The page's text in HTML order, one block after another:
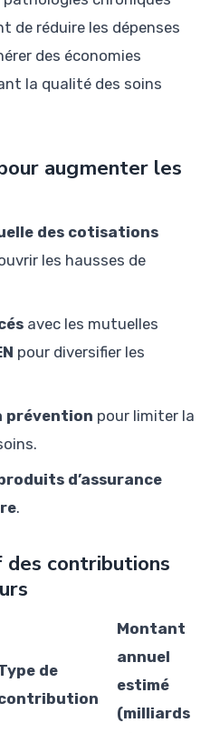
de réduire les dépenses
des économies
la qualité des soins
augmenter les
des cotisations
les hausses de
avec les mutuelles
pour diversifier les
prévention pour limiter la
d’assurance
.
contributions
de
Montant
annuel
estimé
(milliards